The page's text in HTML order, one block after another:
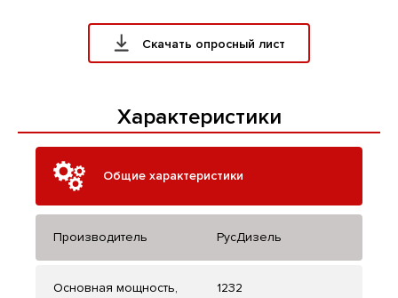
Скачать опросный лист
Характеристики
Общие характеристики
Производитель РусДизель
Основная мощность,
1232